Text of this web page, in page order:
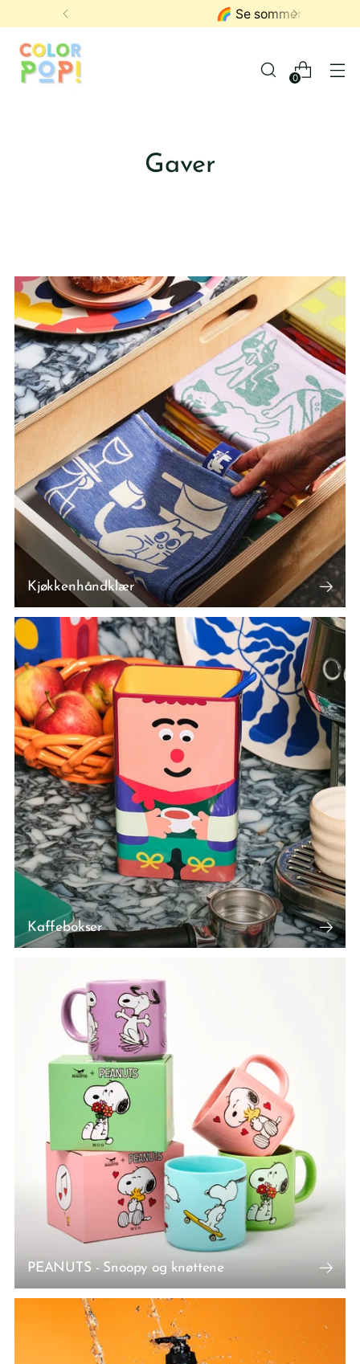
🌈 Se sommersalget her! 😎
0
Gaver
Kjøkkenhåndklær
Kaffebokser
PEANUTS - Snoopy og knøttene